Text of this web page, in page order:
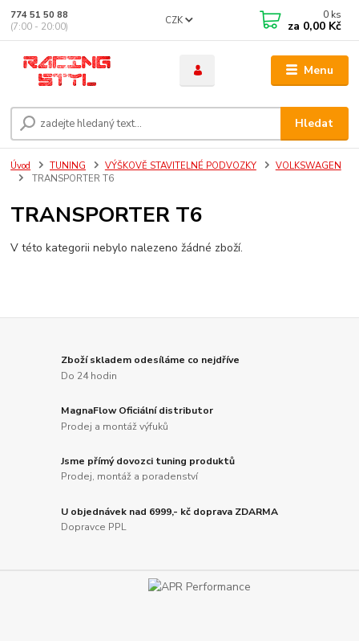
Menu
CZK
Hledat
774 51 50 88
(7:00 - 20:00)
0 ks
za 0,00 Kč
Úvod TUNING VÝŠKOVĚ STAVITELNÉ PODVOZKY
VOLKSWAGEN
TRANSPORTER T6
TRANSPORTER T6
V této kategorii nebylo nalezeno žádné zboží.
Zboží skladem odesíláme co nejdříve
Do 24 hodin
MagnaFlow Oficiální distributor
Prodej a montáž výfuků
Jsme přímý dovozci tuning produktů
Prodej, montáž a poradenství
U objednávek nad 6999,- kč doprava ZDARMA
Dopravce PPL